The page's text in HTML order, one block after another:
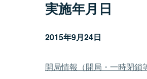
実施年月日
2015年9月24日
開局情報（開局・一時閉鎖